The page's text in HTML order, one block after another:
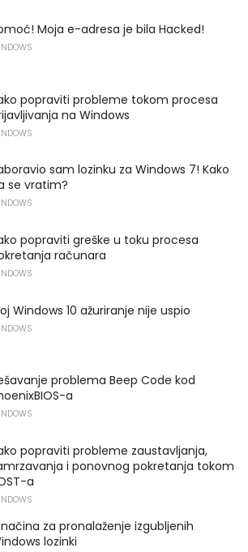
Moja e-adresa je bila Hacked!
popraviti probleme tokom procesa
na Windows
sam lozinku za Windows 7! Kako
se vratim?
popraviti greške u toku procesa
računara
Windows 10 ažuriranje nije uspio
problema Beep Code kod
a
popraviti probleme zaustavljanja,
i ponovnog pokretanja tokom
a
za pronalaženje izgubljenih
lozinki